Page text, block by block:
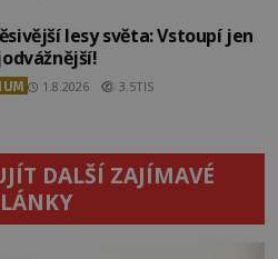
lesy světa: Vstoupí jen
1.8.2026 3.5TIS
DALŠÍ ZAJÍMAVÉ